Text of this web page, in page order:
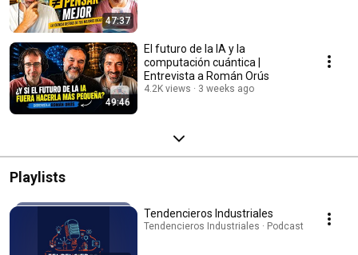
47:37
49:46
El futuro de la IA y la
computación cuántica |
Entrevista a Román Orús
4.2K views 3 weeks ago
Playlists
Tendencieros Industriales
Tendencieros Industriales · Podcast